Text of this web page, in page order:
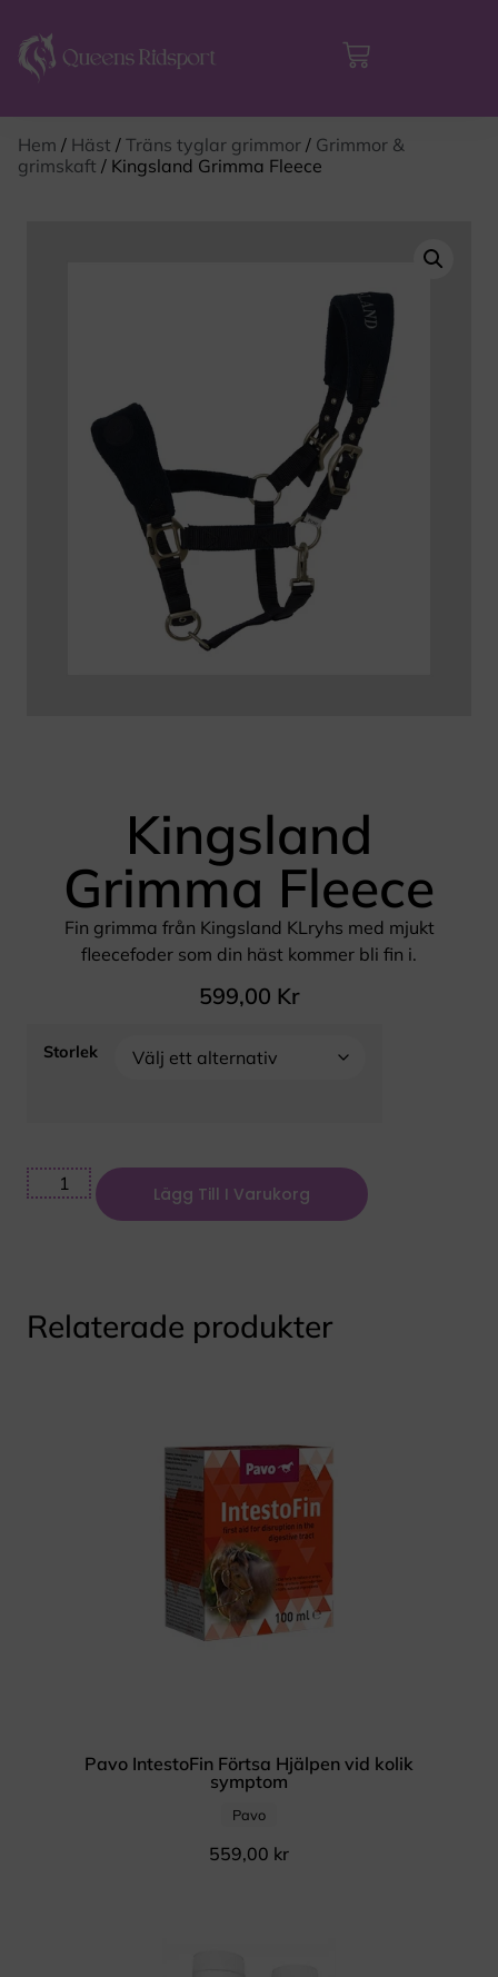
Hem / Häst / Träns tyglar grimmor / Grimmor &
grimskaft / Kingsland Grimma Fleece
Kingsland
Grimma Fleece
Fin grimma från Kingsland KLryhs med mjukt
fleecefoder som din häst kommer bli fin i.
599,00 Kr
Storlek
Lägg Till I Varukorg
Relaterade produkter
Pavo IntestoFin Förtsa Hjälpen vid kolik
symptom
Pavo
559,00 kr